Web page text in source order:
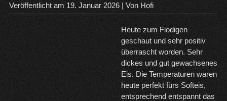
Veröffentlicht am 19. Januar 2026| Von Hofi
Heute zum Flodigen
geschaut und sehr positiv
überrascht worden. Sehr
dickes und gut gewachsenes
Eis. Die Temperaturen waren
heute perfekt fürs Softeis,
entsprechend entspannt das